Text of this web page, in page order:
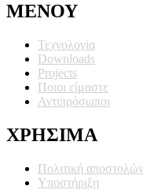
ΜΕΝΟΥ
Τεχνολογία
Downloads
Projects
Ποιοι είμαστε
Αντιπρόσωποι
ΧΡΗΣΙΜΑ
Πολιτική
Υποστήριξη